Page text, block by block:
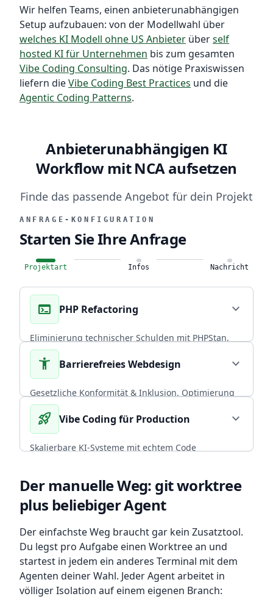
Wir helfen Teams, einen anbieterunabhängigen
Setup aufzubauen: von der Modellwahl über
welches KI Modell ohne US Anbieter überself
hosted KI für Unternehmen bis zum gesamten
Vibe Coding Consulting. Das nötige Praxiswissen
liefern dieVibe Coding Best Practices und die
Agentic Coding Patterns.
Anbieterunabhängigen KI
Workflow mit NCA aufsetzen
Finde das passende Angebot für dein Projekt
ANFRAGE-KONFIGURATION
Starten Sie Ihre Anfrage
Projektart Infos Nachricht
terminal PHP Refactoring expand_more
Eliminierung technischer Schulden mit PHPStan,
Rector PHP und PHPUnit. Über 20 Jahre
Praxiserfahrung in skalierbaren Backends.
CORE EXPERTISE
Diesen Service wählenarrow_forward
accessibility_new Barrierefreies Webdesign expand_more
Gesetzliche Konformität & Inklusion. Optimierung
von Performance und Conversion durch radikal
nutzerzentriertes, universelles Design.
BFSG COMPLIANT
rocket_launch Vibe Coding für Production expand_more
Skalierbare KI-Systeme mit echtem Code
Diesen Service wählenarrow_forward
Der manuelle Weg: git worktree
plus beliebiger Agent
Der einfachste Weg braucht gar kein Zusatztool.
Du legst pro Aufgabe einen Worktree an und
startest in jedem ein anderes Terminal mit dem
Agenten deiner Wahl. Jeder Agent arbeitet in
völliger Isolation auf einem eigenen Branch: